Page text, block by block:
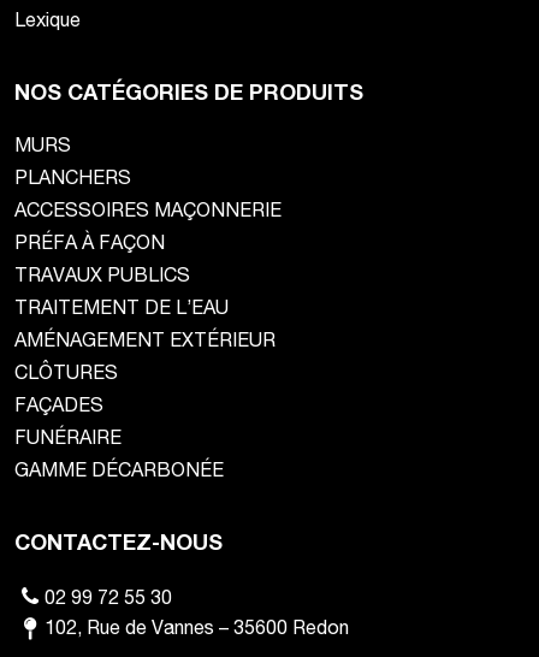
Lexique
NOS CATÉGORIES DE PRODUITS
MURS
PLANCHERS
ACCESSOIRES MAÇONNERIE
PRÉFA À FAÇON
TRAVAUX PUBLICS
TRAITEMENT DE L’EAU
AMÉNAGEMENT EXTÉRIEUR
CLÔTURES
FAÇADES
FUNÉRAIRE
GAMME DÉCARBONÉE
CONTACTEZ-NOUS
02 99 72 55 30
102, Rue de Vannes –35600 Redon